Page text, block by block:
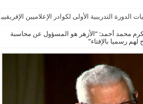
الدورة التدريبية الأولى لكوادر الإعلاميين
محمد أحمد: “الأزهر هو المسؤول عن محاسبة
رسميا بالإفتاء”